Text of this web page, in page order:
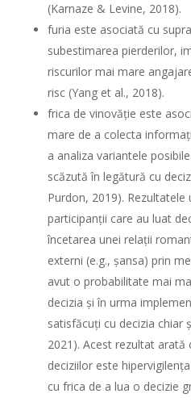
(Karnaze & Levine, 2018).
furia este asociată cu
subestimarea pierderilor,
riscurilor mai mare
risc (Yang et al., 2018).
frica de vinovăție este
mare de a colecta
a analiza variantele
scăzută în legătură cu
Purdon, 2019).
participanții care au luat
încetarea unei relații
externi (e.g., șansa) prin
avut o probabilitate mai
decizia și în urma
satisfăcuți cu decizia chiar
2021). Acest rezultat arată
deciziilor este
cu frica de a lua o decizie